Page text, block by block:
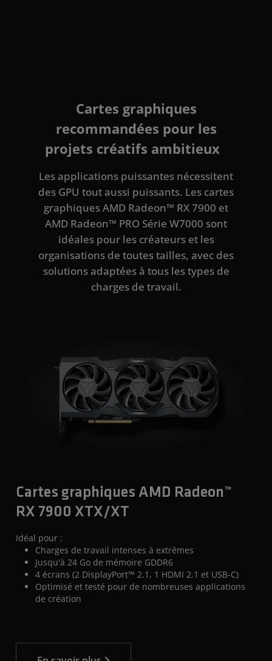
Cartes graphiques
recommandées pour les
projets créatifs ambitieux
Les applications puissantes nécessitent
des GPU tout aussi puissants. Les cartes
graphiques AMD Radeon™ RX 7900 et
AMD Radeon™ PRO Série W7000 sont
idéales pour les créateurs et les
organisations de toutes tailles, avec des
solutions adaptées à tous les types de
charges de travail.
Cartes graphiques AMD Radeon™
RX 7900 XTX/XT
Idéal pour :
Charges de travail intenses à extrêmes
Jusqu'à 24 Go de mémoire GDDR6
4 écrans (2 DisplayPort™ 2.1, 1 HDMI 2.1 et USB-C)
Optimisé et testé pour de nombreuses applications
de création